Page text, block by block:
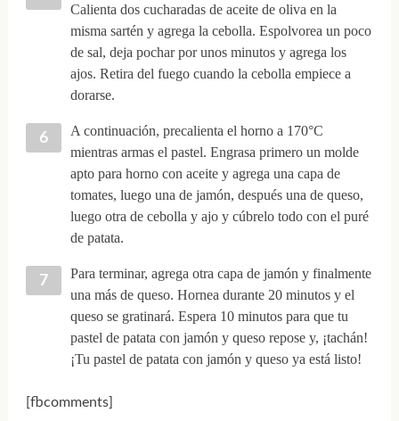
Calienta dos cucharadas de aceite de oliva en la
misma sartén y agrega la cebolla. Espolvorea un poco
de sal, deja pochar por unos minutos y agrega los
ajos. Retira del fuego cuando la cebolla empiece a
dorarse.
A continuación, precalienta el horno a 170°C
mientras armas el pastel. Engrasa primero un molde
apto para horno con aceite y agrega una capa de
tomates, luego una de jamón, después una de queso,
luego otra de cebolla y ajo y cúbrelo todo con el puré
de patata.
Para terminar, agrega otra capa de jamón y finalmente
una más de queso. Hornea durante 20 minutos y el
queso se gratinará. Espera 10 minutos para que tu
pastel de patata con jamón y queso repose y, ¡tachán!
¡Tu pastel de patata con jamón y queso ya está listo!
[fbcomments]